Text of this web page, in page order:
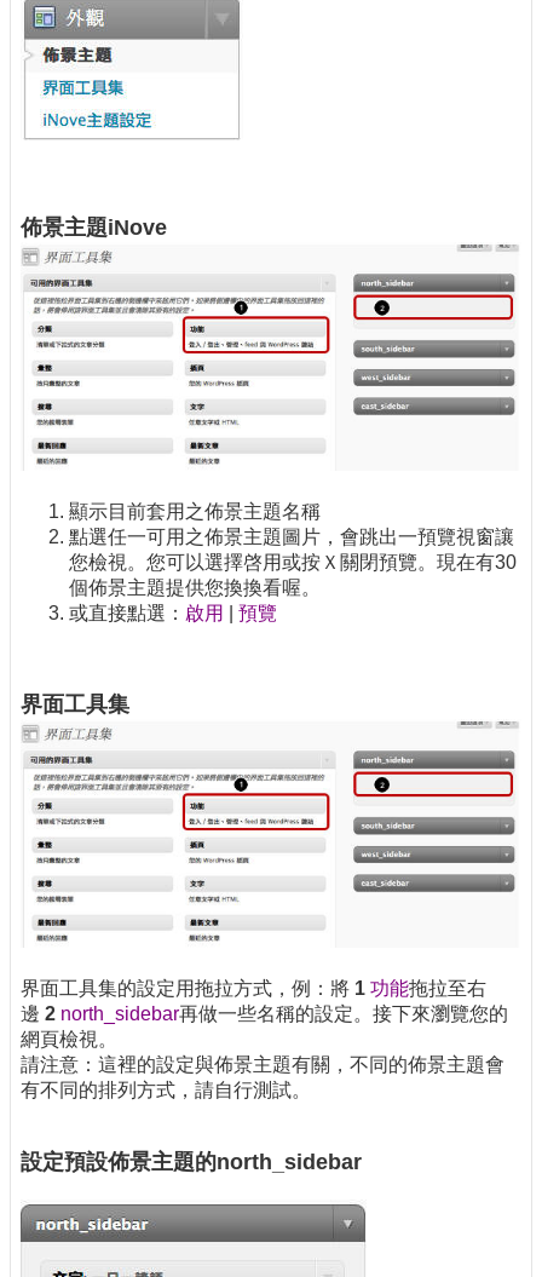
佈景主題iNove
顯示目前套用之佈景主題名稱
點選任一可用之佈景主題圖片，會跳出一預覽視窗讓
您檢視。您可以選擇啓用或按Ｘ關閉預覽。現在有30
個佈景主題提供您換換看喔。
或直接點選： 啟用 預覽
界面工具集
界面工具集的設定用拖拉方式，例：將 1 功能拖拉至右
邊 2 north_sidebar再做一些名稱的設定。接下來瀏覽您的
網頁檢視。
請注意：這裡的設定與佈景主題有關，不同的佈景主題會
有不同的排列方式，請自行測試。
設定預設佈景主題的north_sidebar